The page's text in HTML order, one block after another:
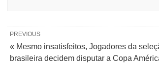
PREVIOUS
« Mesmo insatisfeitos, Jogadores da
brasileira decidem disputar a Copa